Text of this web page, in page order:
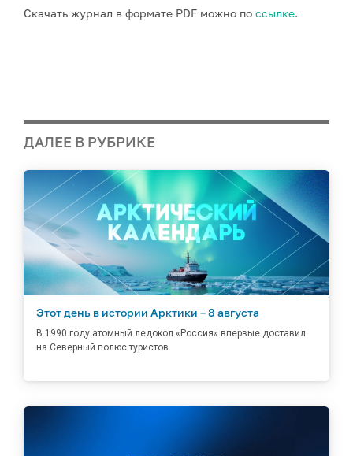
Скачать журнал в формате PDF можно по ссылке.
ДАЛЕЕ В РУБРИКЕ
Этот день в истории Арктики – 8 августа
В 1990 году атомный ледокол «Россия» впервые доставил
на Северный полюс туристов